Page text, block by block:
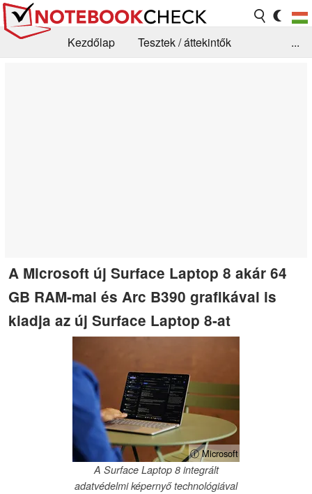
Kezdőlap
Tesztek / áttekintők
...
A Microsoft új Surface Laptop 8 akár 64
GB RAM-mal és Arc B390 grafikával is
kiadja az új Surface Laptop 8-at
ⓘ Microsoft
A Surface Laptop 8 integrált
adatvédelmi képernyő technológiával